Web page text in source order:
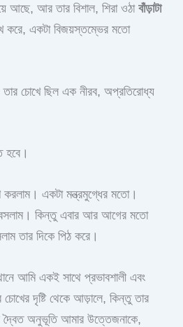
আছে, আর তার বিশাল, শিরা ওঠা বাঁড়াটা
করে, একটা বিজয়স্তম্ভের মতো
তার চোখে ছিল এক নীরব, অপ্রতিরোধ্য
হবে।
করলাম। একটা মন্ত্রমুগ্ধের মতো।
কিন্তু এবার আর আগের মতো
তার দিকে পিঠ করে।
আমি একই সাথে প্রভাবশালী এবং
দৃষ্টি থেকে আড়ালে, কিন্তু তার
দ্বৈত অনুভূতি আমার উত্তেজনাকে,